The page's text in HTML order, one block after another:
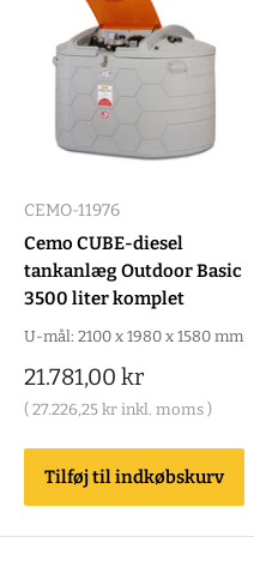
CEMO-11976
Cemo CUBE-diesel
tankanlæg Outdoor Basic
3500 liter komplet
U-mål: 2100 x 1980 x 1580 mm
Salgspris
21.781,00 kr
( 27.226,25 kr inkl. moms )
Tilføj til indkøbskurv